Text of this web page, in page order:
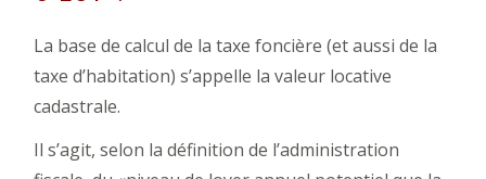
La base de calcul de la taxe foncière (et aussi de la
taxe d’habitation) s’appelle la valeur locative
cadastrale.
Il s’agit, selon la définition de l’administration